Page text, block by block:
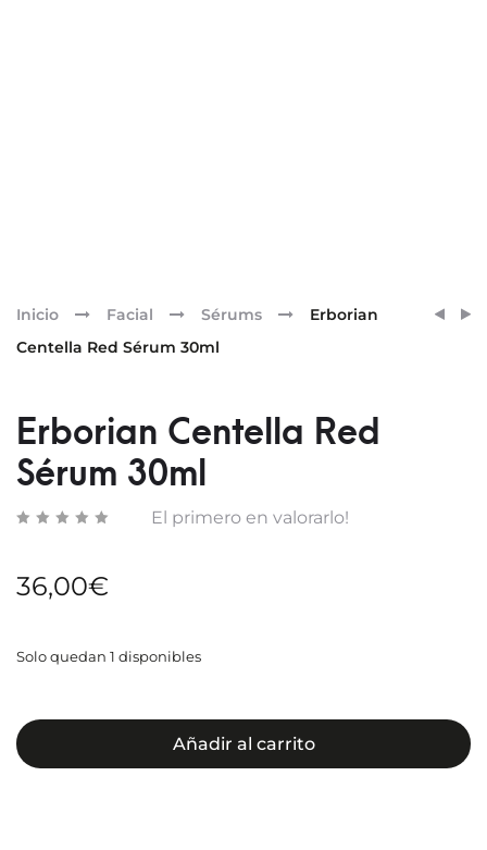
Inicio Facial Sérums
Erborian
Centella Red Sérum 30ml
Erborian Centella Red
Sérum 30ml
El primero en valorarlo!
36,00€
Solo quedan 1 disponibles
Añadir al carrito